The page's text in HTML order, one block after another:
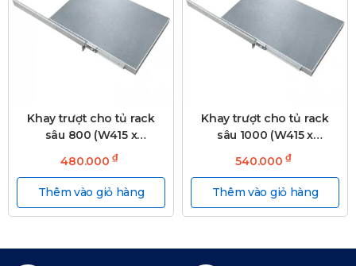
Khay trượt cho tủ rack
sâu 800 (W415 x
D580mm)
480.000₫
Thêm vào giỏ hàng
Khay trượt cho tủ rack
sâu 1000 (W415 x
D680mm)
540.000₫
Thêm vào giỏ hàng